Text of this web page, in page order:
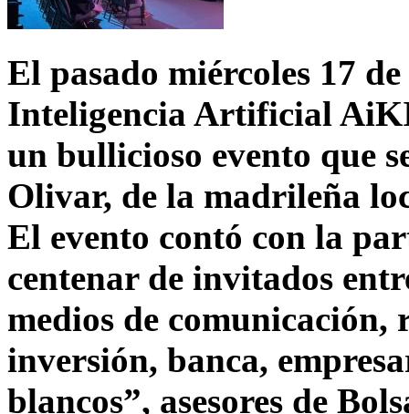
El pasado miércoles 17
Inteligencia Artificial
un bullicioso evento que
Olivar, de la madrileña
El evento contó con la
centenar de invitados
medios de comunicación,
inversión, banca,
blancos”, asesores de